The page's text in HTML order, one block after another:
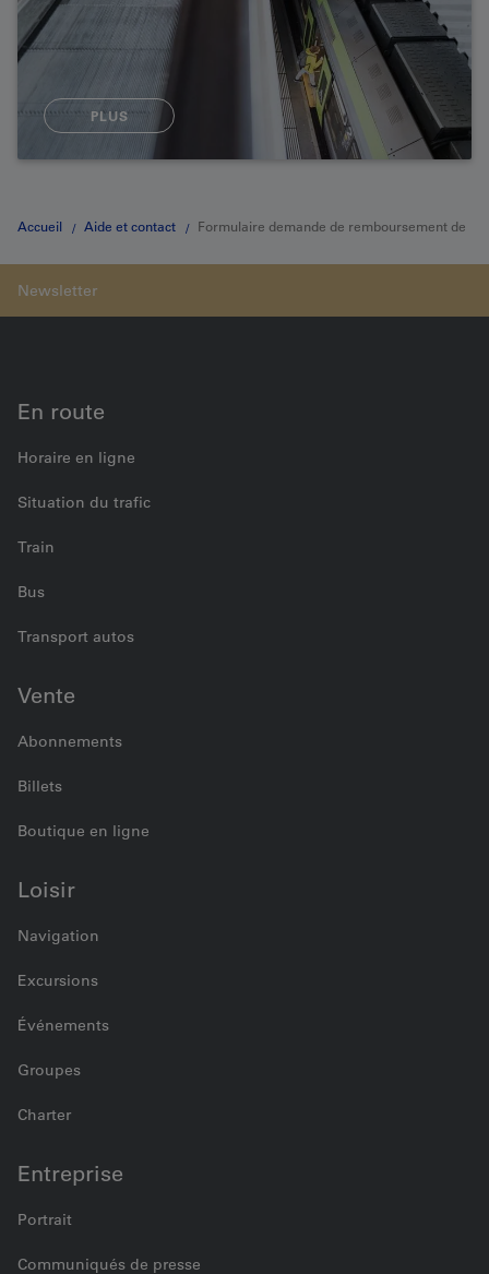
PLUS
Accueil Aide et contact Formulaire demande de remboursement de
En route
Horaire en ligne
Situation du trafic
Train
Bus
Transport autos
Vente
Abonnements
Billets
Boutique en ligne
Loisir
Navigation
Excursions
Événements
Groupes
Charter
Entreprise
Portrait
Communiqués de presse